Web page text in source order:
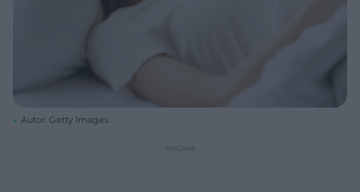
Autor: Getty Images